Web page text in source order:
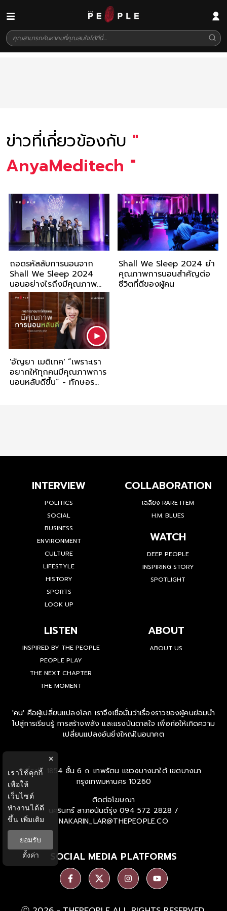
ข่าวที่เกี่ยวข้องกับ "
AnyaMeditech "
ถอดรหัสลับการนอนจาก
Shall We Sleep 2024
นอนอย่างไรถึงมีคุณภาพ
ชีวิตที่ดี
Shall We Sleep 2024 ย้ำ
คุณภาพการนอนสำคัญต่อ
ชีวิตที่ดีของผู้คน
'อัญยา เมดิเทค' “เพราะเรา
อยากให้ทุกคนมีคุณภาพการ
นอนหลับดีขึ้น” - ทักษอร
INTERVIEW
POLITICS
SOCIAL
BUSINESS
ENVIRONMENT
CULTURE
LIFESTYLE
HISTORY
SPORTS
LOOK UP
COLLABORATION
เฉลียง RARE ITEM
H.M. BLUES
WATCH
DEEP PEOPLE
INSPIRING STORY
SPOTLIGHT
LISTEN
INSPIRED BY THE PEOPLE
PEOPLE PLAY
THE NEXT CHAPTER
THE MOMENT
ABOUT
ABOUT US
'คน' คือผู้เปลี่ยนแปลงโลก เราจึงเชื่อมั่นว่าเรื่องราวของผู้คนย่อมนำ
ไปสู่การเรียนรู้ การสร้างพลัง และแรงบันดาลใจ เพื่อก่อให้เกิดความ
เปลี่ยนแปลงอันยิ่งใหญ่ในอนาคต
ที่อยู่ : 1854 ชั้น 6 ถ. เทพรัตน แขวงบางนาใต้ เขตบางนา
กรุงเทพมหานคร 10260
ติดต่อโฆษณา
นครินทร์ ลาภอนันด์รุ่ง 094 572 2828 /
NAKARIN_LAR@THEPEOPLE.CO
SOCIAL MEDIA PLATFORMS
×
เราใช้คุกกี้
เพื่อให้
เว็บไซต์
ทำงานได้ดี
ขึ้น เพิ่มเติม
ยอมรับ
ตั้งค่า